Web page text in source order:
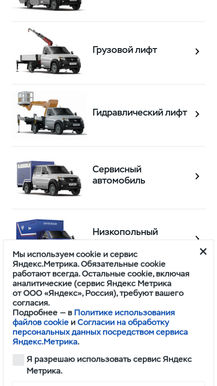
Грузовой лифт
Гидравлический лифт
Сервисный
автомобиль
Низкопольный
фургон
ТЕХНИЧЕСКИЕ ХАРАКТЕРИСТИКИ БАЗЫ
УАЗ ПРОФИ
Служебный транспорт на базе
семейства СГР
Мы используем cookie и сервис
Яндекс.Метрика. Обязательные cookie
работают всегда. Остальные cookie, включая
аналитические (сервис Яндекс Метрика
от ООО «Яндекс», Россия), требуют вашего
согласия.
Подробнее — в Политике использования
файлов cookie иСогласии на обработку
персональных данных посредством сервиса
Яндекс.Метрика.
Я разрешаю использовать сервис Яндекс
Метрика.